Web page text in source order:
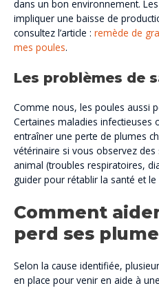
dans un bon environnement.
impliquer une baisse de
consultez l’article : remède de
mes poules.
Les problèmes de
Comme nous, les poules aussi
Certaines maladies
entraîner une perte de plumes
vétérinaire si vous observez
animal (troubles respiratoires,
guider pour rétablir la santé et
Comment
perd ses
Selon la cause identifiée,
en place pour venir en aide à